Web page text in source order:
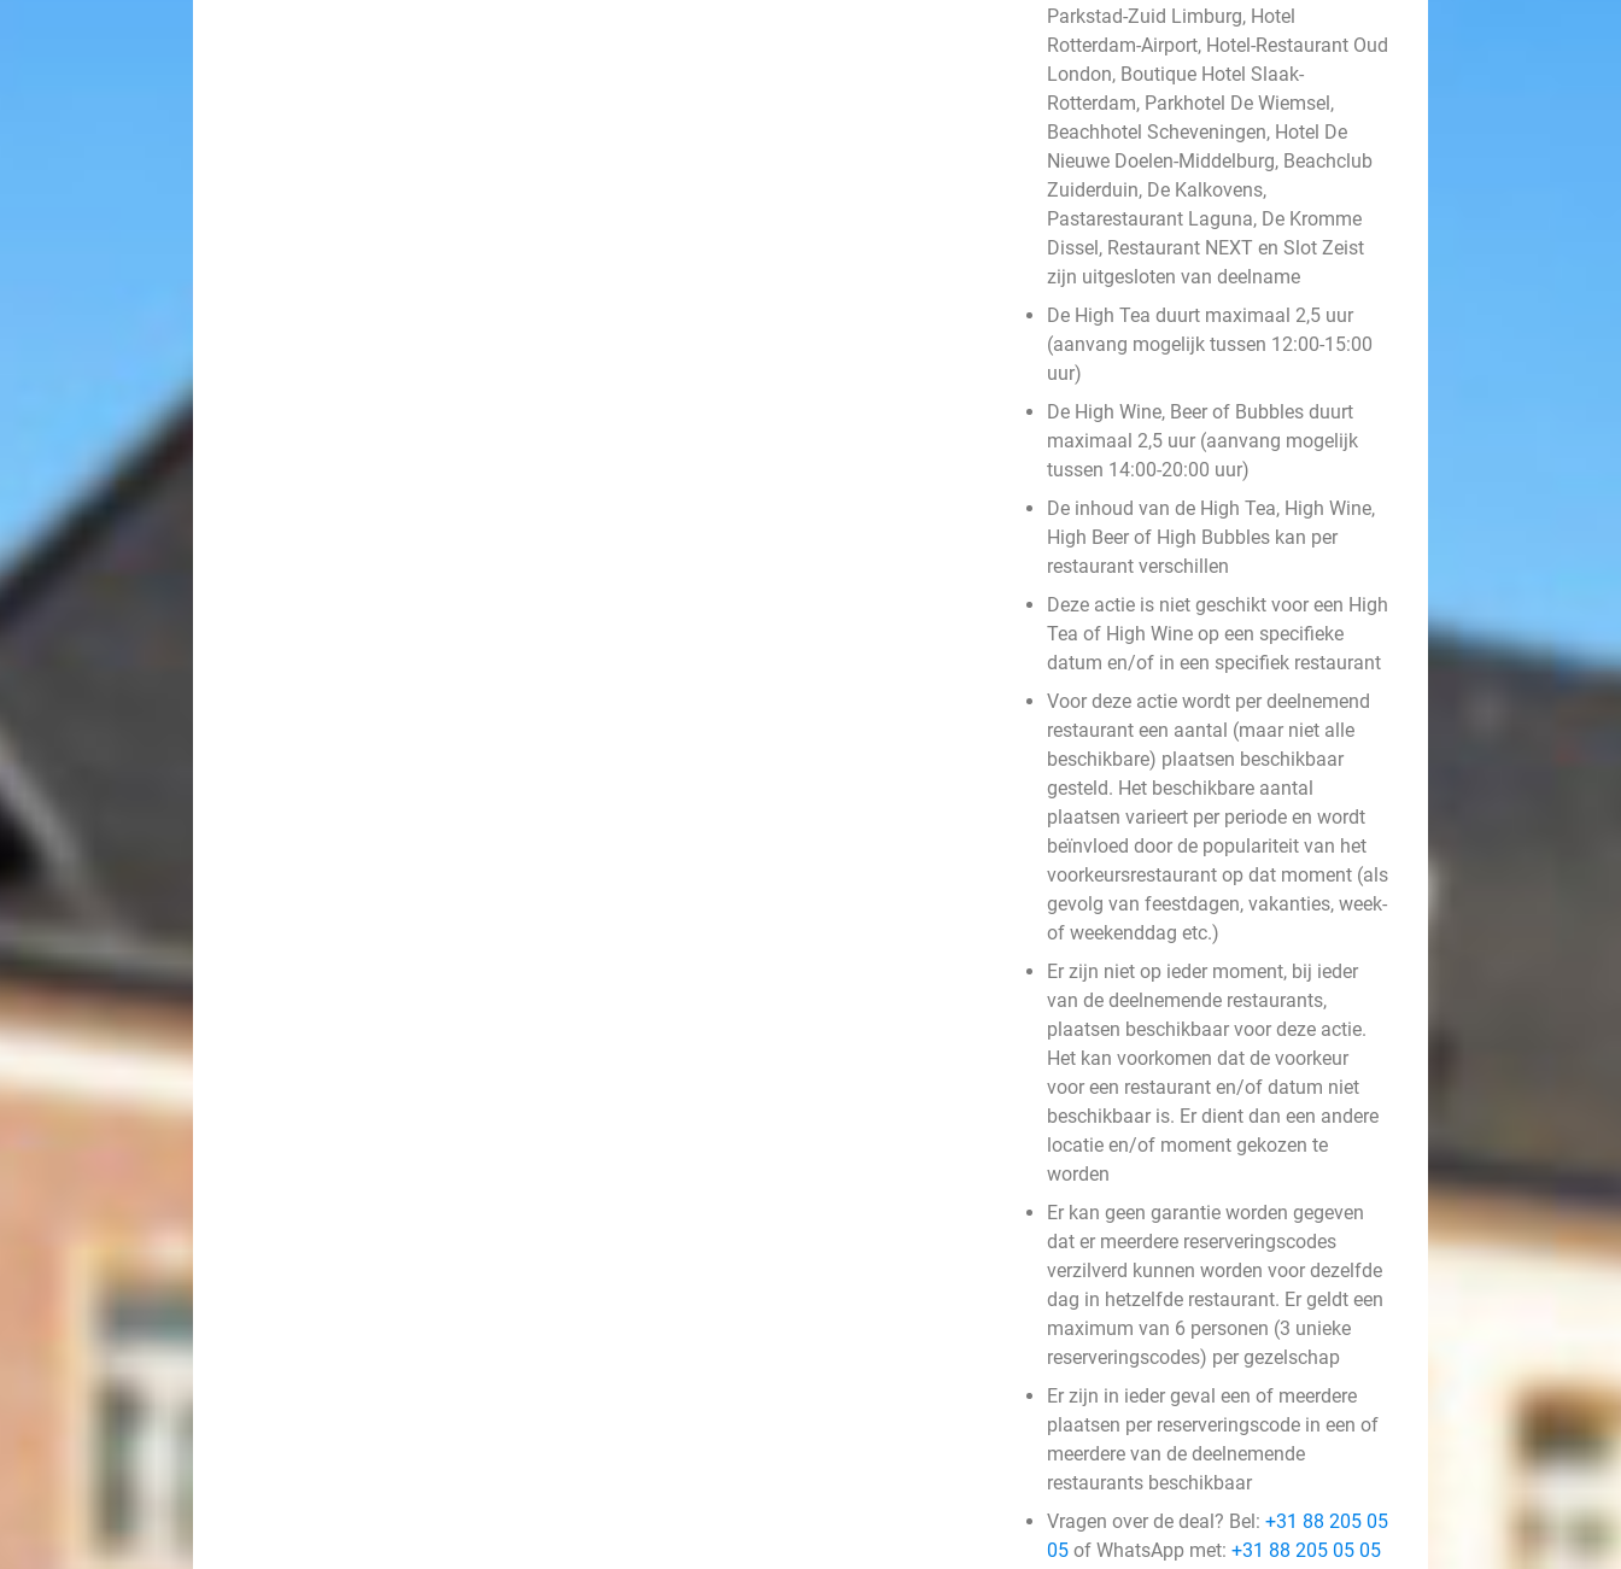
Parkstad-Zuid Limburg, Hotel
Rotterdam-Airport, Hotel-Restaurant Oud
London, Boutique Hotel Slaak-
Rotterdam, Parkhotel De Wiemsel,
Beachhotel Scheveningen, Hotel De
Nieuwe Doelen-Middelburg, Beachclub
Zuiderduin, De Kalkovens,
Pastarestaurant Laguna, De Kromme
Dissel, Restaurant NEXT en Slot Zeist
zijn uitgesloten van deelname
De High Tea duurt maximaal 2,5 uur
(aanvang mogelijk tussen 12:00-15:00
uur)
De High Wine, Beer of Bubbles duurt
maximaal 2,5 uur (aanvang mogelijk
tussen 14:00-20:00 uur)
De inhoud van de High Tea, High Wine,
High Beer of High Bubbles kan per
restaurant verschillen
Deze actie is niet geschikt voor een High
Tea of High Wine op een specifieke
datum en/of in een specifiek restaurant
Voor deze actie wordt per deelnemend
restaurant een aantal (maar niet alle
beschikbare) plaatsen beschikbaar
gesteld. Het beschikbare aantal
plaatsen varieert per periode en wordt
beïnvloed door de populariteit van het
voorkeursrestaurant op dat moment (als
gevolg van feestdagen, vakanties, week-
of weekenddag etc.)
Er zijn niet op ieder moment, bij ieder
van de deelnemende restaurants,
plaatsen beschikbaar voor deze actie.
Het kan voorkomen dat de voorkeur
voor een restaurant en/of datum niet
beschikbaar is. Er dient dan een andere
locatie en/of moment gekozen te
worden
Er kan geen garantie worden gegeven
dat er meerdere reserveringscodes
verzilverd kunnen worden voor dezelfde
dag in hetzelfde restaurant. Er geldt een
maximum van 6 personen (3 unieke
reserveringscodes) per gezelschap
Er zijn in ieder geval een of meerdere
plaatsen per reserveringscode in een of
meerdere van de deelnemende
restaurants beschikbaar
Vragen over de deal? Bel: +31 88 205 05
05 of WhatsApp met: +31 88 205 05 05